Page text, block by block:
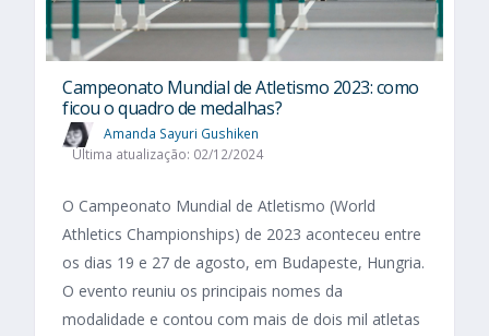
Campeonato Mundial de Atletismo 2023: como
ficou o quadro de medalhas?
Amanda Sayuri Gushiken
Última atualização: 02/12/2024
O Campeonato Mundial de Atletismo (World
Athletics Championships) de 2023 aconteceu entre
os dias 19 e 27 de agosto, em Budapeste, Hungria.
O evento reuniu os principais nomes da
modalidade e contou com mais de dois mil atletas